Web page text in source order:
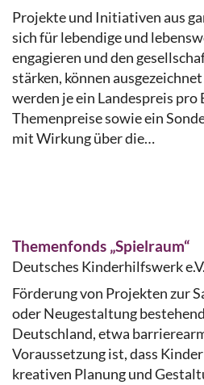
Projekte und Initiativen aus
sich für lebendige und
engagieren und den
stärken, können
werden je ein Landespreis pro
Themenpreise sowie ein
mit Wirkung über die…
Themenfonds „Spielraum“
Deutsches Kinderhilfswerk e.V.
Förderung von Projekten zur
oder Neugestaltung
Deutschland, etwa
Voraussetzung ist, dass
kreativen Planung und